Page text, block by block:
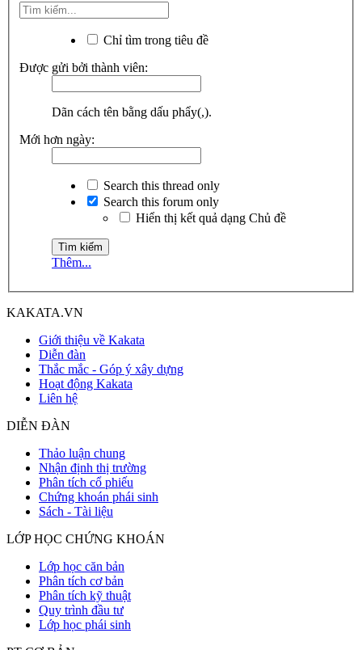
Chỉ tìm trong tiêu đề
Được gửi bởi thành viên:
Dãn cách tên bằng dấu phẩy(,).
Mới hơn ngày:
Search this thread only
Search this forum only
Hiển thị kết quả dạng Chủ đề
Thêm...
KAKATA.VN
Giới thiệu về Kakata
Diễn đàn
Thắc mắc - Góp ý xây dựng
Hoạt động Kakata
Liên hệ
DIỄN ĐÀN
Thảo luận chung
Nhận định thị trường
Phân tích cổ phiếu
Chứng khoán phái sinh
Sách - Tài liệu
LỚP HỌC CHỨNG KHOÁN
Lớp học căn bản
Phân tích cơ bản
Phân tích kỹ thuật
Quy trình đầu tư
Lớp học phái sinh